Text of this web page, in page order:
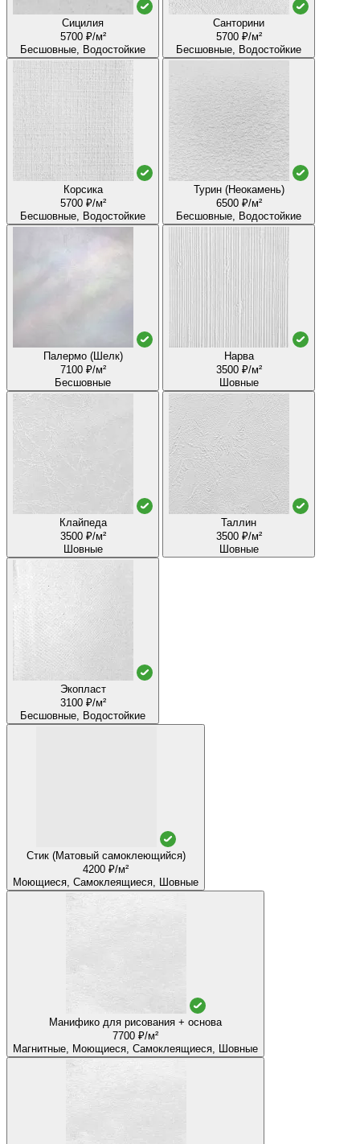
Сицилия
5700 ₽/м²
Бесшовные, Водостойкие
Санторини
5700 ₽/м²
Бесшовные, Водостойкие
Корсика
5700 ₽/м²
Бесшовные, Водостойкие
Турин (Неокамень)
6500 ₽/м²
Бесшовные, Водостойкие
Палермо (Шелк)
7100 ₽/м²
Бесшовные
Нарва
3500 ₽/м²
Шовные
Клайпеда
3500 ₽/м²
Шовные
Таллин
3500 ₽/м²
Шовные
Экопласт
3100 ₽/м²
Бесшовные, Водостойкие
Стик (Матовый самоклеющийся)
4200 ₽/м²
Моющиеся, Самоклеящиеся, Шовные
Манифико для рисования + основа
7700 ₽/м²
Магнитные, Моющиеся, Самоклеящиеся, Шовные